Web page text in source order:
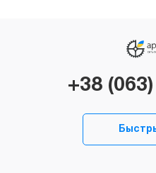
+38